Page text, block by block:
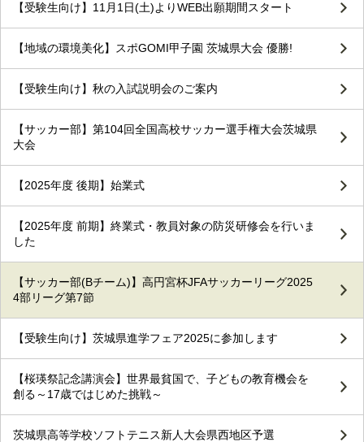
【受験生向け】11月1日(土)よりWEB出願期間スタート
【地域の環境美化】スポGOMI甲子園 茨城県大会 優勝!
【受験生向け】秋の入試説明会のご案内
【サッカー部】第104回全国高校サッカー選手権大会茨城県
大会
【2025年度 後期】始業式
【2025年度 前期】終業式・教員対象の防災研修会を行いま
した
【サッカー部(Bチーム)】高円宮杯JFAサッカーリーグ2025
4部リーグ第7節
【受験生向け】茨城県進学フェア2025に参加します
【桜瑛祭記念講演会】世界最貧国で、子どもの教育機会を
創る～17歳ではじめた挑戦～
茨城県高等学校ソフトテニス新人大会県西地区予選